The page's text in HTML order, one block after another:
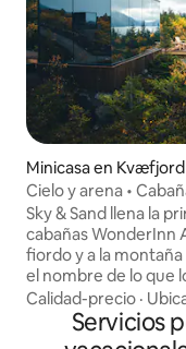
Minicasa en
une
Cielo y arena •
WonderInn Arctic
Sky & Sand llena la
cabañas WonderInn
fiordo y a la
el nombre de lo que
arriba y la pálida
abajo. El vidrio
medida que cambia la luz.
Calidad-precio ·
Servicios